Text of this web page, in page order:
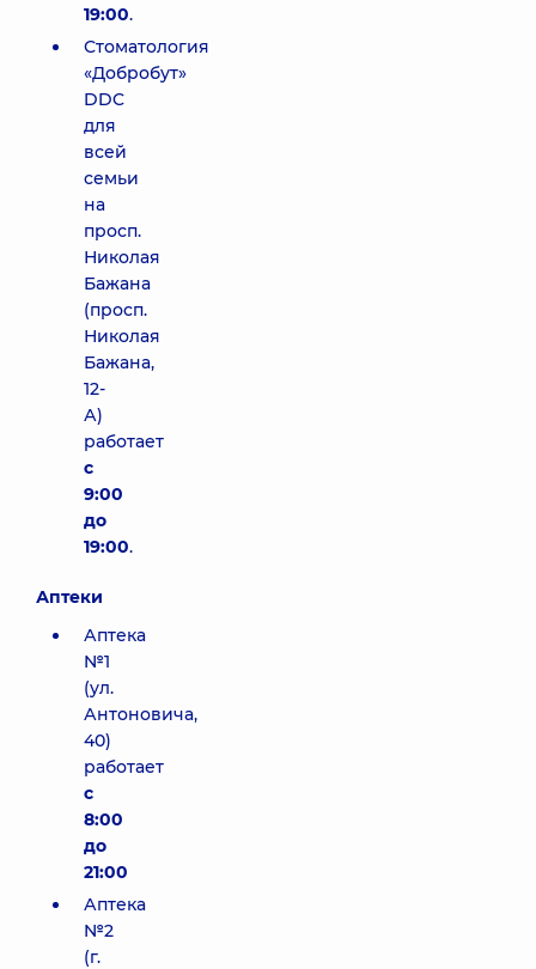
19:00.
Стоматология
«Добробут»
DDC
для
всей
семьи
на
просп.
Николая
Бажана
(просп.
Николая
Бажана,
12-
А)
работает
с
9:00
до
19:00.
Аптеки
Аптека
№1
(ул.
Антоновича,
40)
работает
с
8:00
до
21:00
Аптека
№2
(г.